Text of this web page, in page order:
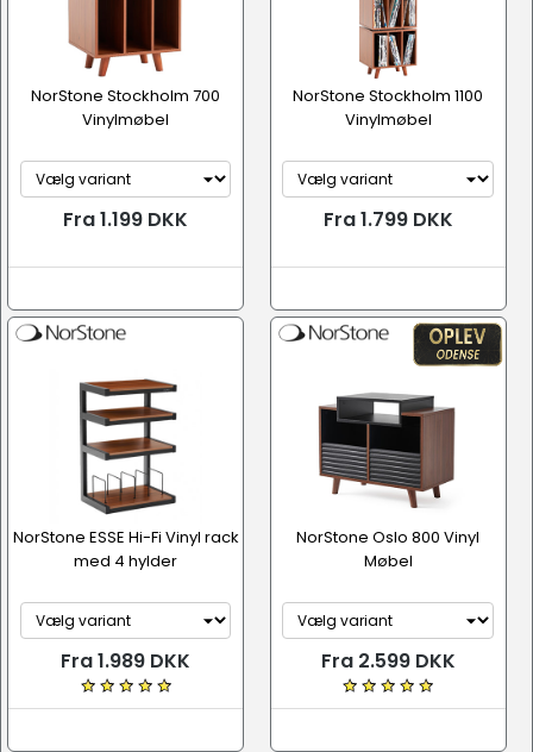
NorStone Stockholm 700
Vinylmøbel
Fra 1.199 DKK
NorStone Stockholm 1100
Vinylmøbel
Fra 1.799 DKK
NorStone ESSE Hi-Fi Vinyl rack
med 4 hylder
Fra 1.989 DKK
NorStone Oslo 800 Vinyl
Møbel
Fra 2.599 DKK